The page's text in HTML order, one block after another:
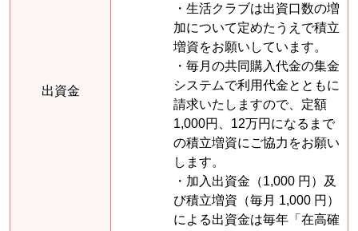
出資金
・生活クラブは出資口数の増
加について定めたうえで積立
増資をお願いしています。
・毎月の共同購入代金の集金
システムで利用代金とともに
請求いたしますので、定額
1,000円、12万円になるまで
の積立増資にご協力をお願い
します。
・加入出資金（1,000 円）及
び積立増資（毎月 1,000 円）
による出資金は毎年「在高確